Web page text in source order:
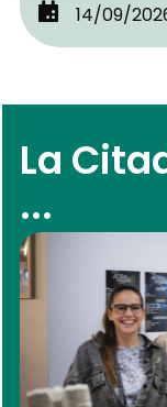
14/09/
La
...